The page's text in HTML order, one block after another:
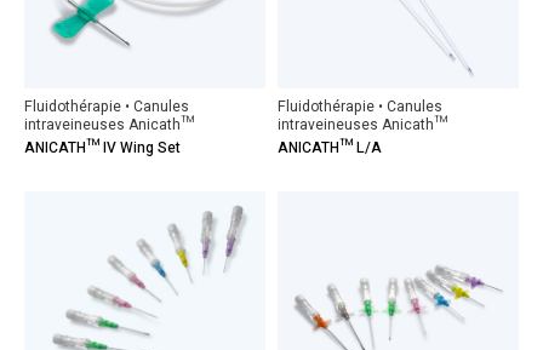
Fluidothérapie • Canules
intraveineuses Anicath™
ANICATH™ IV Wing Set
Fluidothérapie • Canules
intraveineuses Anicath™
ANICATH™ L/A